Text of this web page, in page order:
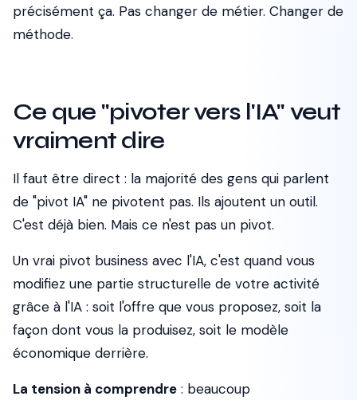
précisément ça. Pas changer de métier. Changer de
méthode.
Ce que "pivoter vers l'IA" veut
vraiment dire
Il faut être direct : la majorité des gens qui parlent
de "pivot IA" ne pivotent pas. Ils ajoutent un outil.
C'est déjà bien. Mais ce n'est pas un pivot.
Un vrai pivot business avec l'IA, c'est quand vous
modifiez une partie structurelle de votre activité
grâce à l'IA : soit l'offre que vous proposez, soit la
façon dont vous la produisez, soit le modèle
économique derrière.
La tension à comprendre : beaucoup